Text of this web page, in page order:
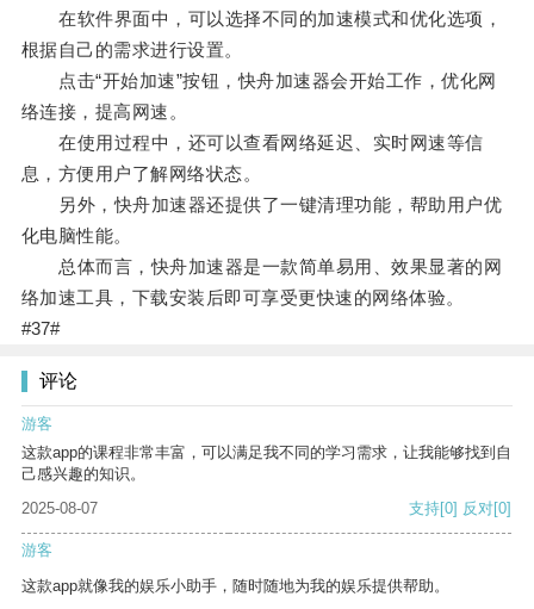
在软件界面中，可以选择不同的加速模式和优化选项，
根据自己的需求进行设置。
点击“开始加速”按钮，快舟加速器会开始工作，优化网
络连接，提高网速。
在使用过程中，还可以查看网络延迟、实时网速等信
息，方便用户了解网络状态。
另外，快舟加速器还提供了一键清理功能，帮助用户优
化电脑性能。
总体而言，快舟加速器是一款简单易用、效果显著的网
络加速工具，下载安装后即可享受更快速的网络体验。
#37#
评论
游客
这款app的课程非常丰富，可以满足我不同的学习需求，让我能够找到自
己感兴趣的知识。
2025-08-07
支持[0] 反对[0]
游客
这款app就像我的娱乐小助手，随时随地为我的娱乐提供帮助。